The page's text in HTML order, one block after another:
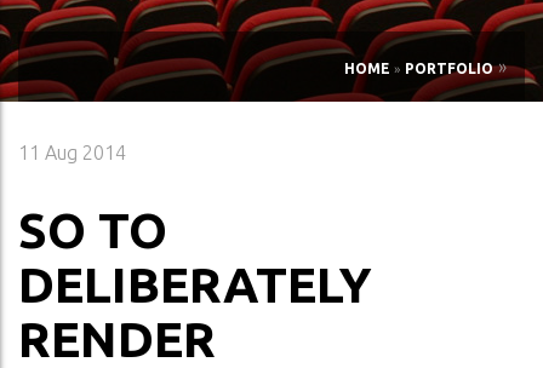
HOME » PORTFOLIO»
11 Aug 2014
SO TO
DELIBERATELY
RENDER